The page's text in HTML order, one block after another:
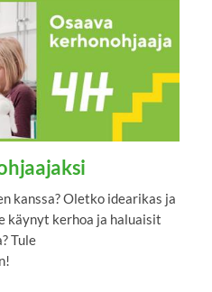
kanssa? Oletko idearikas ja
käynyt kerhoa ja haluaisit
Tule